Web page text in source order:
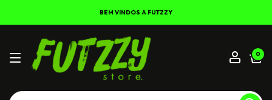
BEM VINDOS A FUTZZY
0